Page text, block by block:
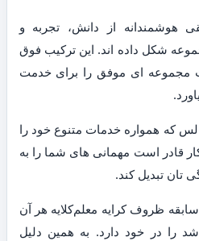
هوشمندانه از دانش، تجربه و
شکل داده اند. این ترکیب فوق
مجموعه ای موفق را برای خدمت
که همواره خدمات متنوع خود را
قادر است مهمانی های شما را به
تان تبدیل کند.
ظروف کرایه معلم‌کلایه هر آن
را در خود دارد. به همین دلیل